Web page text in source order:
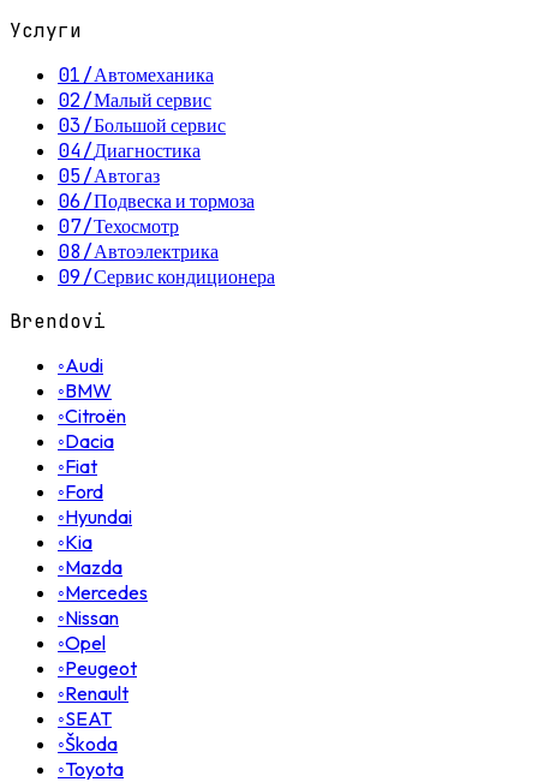
Услуги
01/Автомеханика
02/Малый сервис
03/Большой сервис
04/Диагностика
05/Автогаз
06/Подвеска и тормоза
07/Техосмотр
08/Автоэлектрика
09/Сервис кондиционера
Brendovi
◦Audi
◦BMW
◦Citroën
◦Dacia
◦Fiat
◦Ford
◦Hyundai
◦Kia
◦Mazda
◦Mercedes
◦Nissan
◦Opel
◦Peugeot
◦Renault
◦SEAT
◦Škoda
◦Toyota